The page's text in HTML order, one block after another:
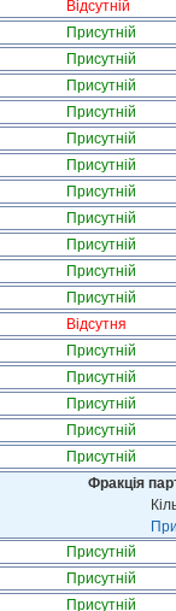
Відсутній
Присутній
Присутній
Присутній
Присутній
Присутній
Присутній
Присутній
Присутній
Присутній
Присутній
Присутній
Відсутня
Присутній
Присутній
Присутній
Присутній
Присутній
Фракція
Присутній
Присутній
Присутній